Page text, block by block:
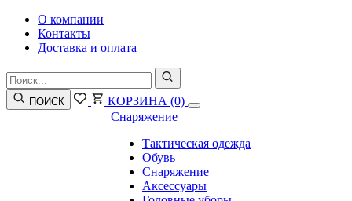
О компании
Контакты
Доставка и оплата
ПОИСК КОРЗИНА (0)
Снаряжение
Тактическая одежда
Обувь
Снаряжение
Аксессуары